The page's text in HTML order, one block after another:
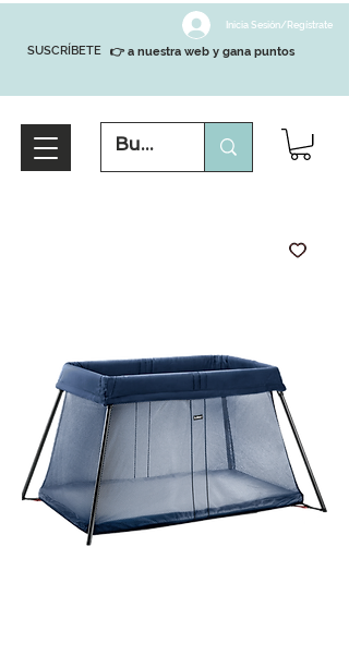
SUSCRÍBETE
Inicia Sesión/Regístrate
👉 a nuestra web y gana puntos